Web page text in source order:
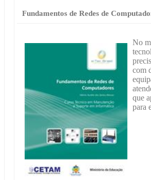
Fundamentos de Redes de
No
com
que
para